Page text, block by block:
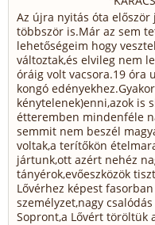
Az újra nyitás óta
többször is.Már az sem
lehetőségeim hogy
változtak,és elvileg nem
óráig volt vacsora.19 óra
kongó
kénytelenek)enni,azok is
étteremben mindenféle
semmit nem beszél
voltak,a terítőkön
jártunk,ott azért nehéz
tányérok,evőeszközök
Lővérhez képest
személyzet,nagy
Sopront,a Lővért töröltük